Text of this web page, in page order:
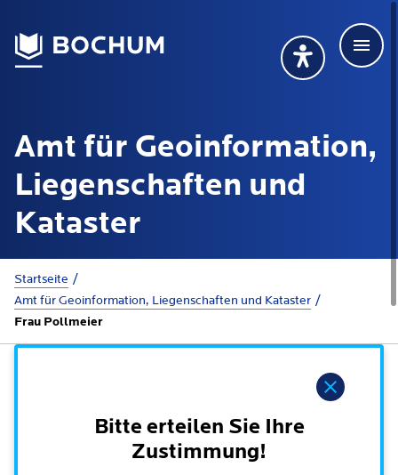
Übersetzung
Deutsch
Amt für Geoinformation,
Liegenschaften und
Kataster
Startseite
Amt für Geoinformation, Liegenschaften und Kataster
Frau Pollmeier
Bitte erteilen Sie Ihre
Zustimmung!
Übersetzung wählen (öffnet sich in Google
Deutsch
115 anrufen Mehr erfahren
Rathaus
Online-Dienste - Serviceportal
Rathauskalender
Amtsblatt / Ausschreibungen / Ortsrecht
Lebenslagen
Migration und Integration
Ehe und Trennung
Rat der Stadt Bochum
Ausschüsse und Beiräte
Bürgerbeteiligung und Bürgerinfo